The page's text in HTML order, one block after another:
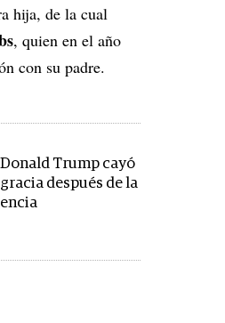
hija, de la cual
, quien en el año
con su padre.
Trump cayó
después de la